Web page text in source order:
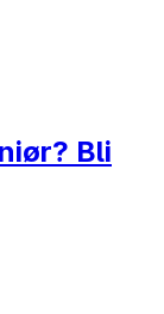
Bli